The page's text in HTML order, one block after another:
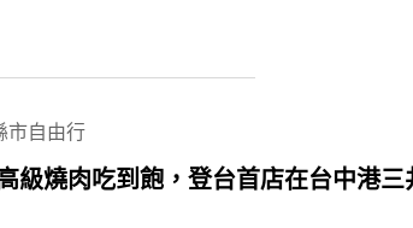
市自由行
級燒肉吃到飽，登台首店在台中港三